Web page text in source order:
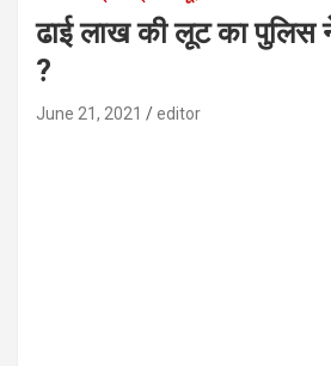
ढाई लाख की लूट का पुलिस
?
June 21, 2021 editor